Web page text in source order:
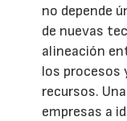
no depende
de nuevas
alineación
los procesos
recursos.
empresas a